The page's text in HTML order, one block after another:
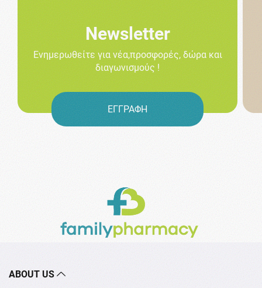
Newsletter
Ενημερωθείτε για νέα,προσφορές, δώρα και
διαγωνισμούς !
ΕΓΓΡΑΦΗ
ABOUT US